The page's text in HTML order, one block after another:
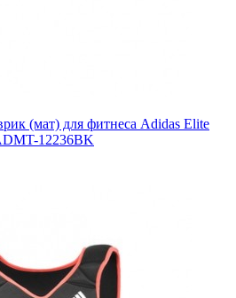
(мат) для фитнеса Adidas Elite
12236BK